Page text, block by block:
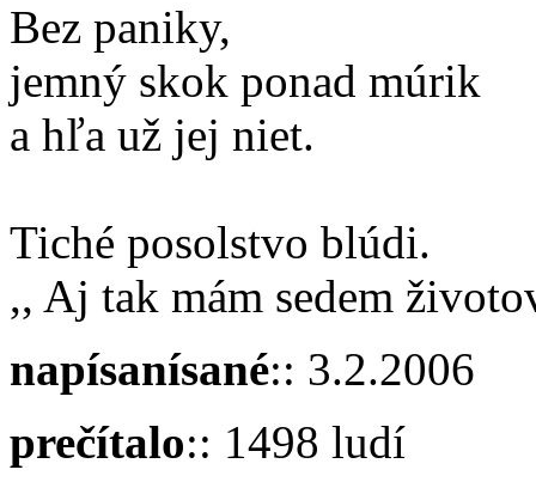
Bez paniky,
jemný skok ponad múrik
a hľa už jej niet.
Tiché posolstvo blúdi.
,, Aj tak mám sedem
napísanísané:: 3.2.2006
prečítalo:: 1498 ludí